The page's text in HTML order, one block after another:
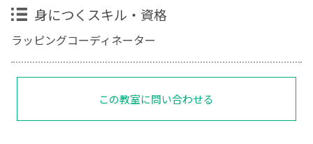
身につくスキル・資格
ラッピングコーディネーター
この教室に問い合わせる